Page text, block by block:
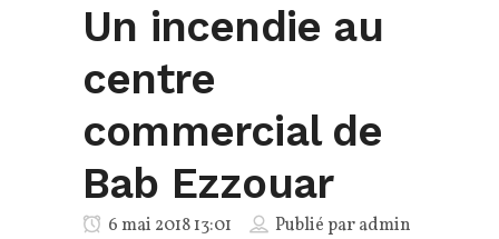
Un incendie au
centre
commercial de
Bab Ezzouar
6 mai 2018 13:01 Publié paradmin